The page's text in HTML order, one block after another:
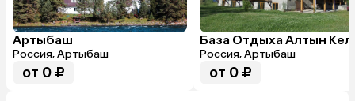
Артыбаш
Россия, Артыбаш
от 0 ₽
База Отдыха Алтын
Россия, Артыбаш
от 0 ₽